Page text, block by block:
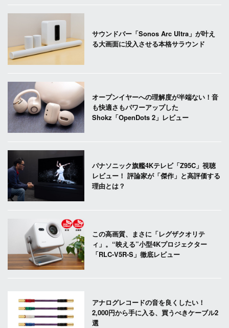
サウンドバー「Sonos Arc Ultra」が叶え
る大画面に没入させる本格サラウンド
オープンイヤーへの理解度が半端ない！音
も快適さもパワーアップした
Shokz「OpenDots 2」レビュー
パナソニック旗艦4Kテレビ「Z95C」視聴
レビュー！ 評論家が「傑作」と高評価する
理由とは？
この高画質、まさに「レグザクオリテ
ィ」。“映える”小型4Kプロジェクター
「RLC-V5R-S」徹底レビュー
アナログレコードの音を良くしたい！
2,000円から手に入る、買うべきケーブル2
選